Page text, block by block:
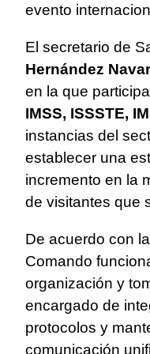
evento
El secretario de
Hernández
en la que
IMSS, ISSSTE,
instancias del
establecer una
incremento en la
de visitantes que
De acuerdo con
Comando
organización y
encargado de
protocolos y
comunicación